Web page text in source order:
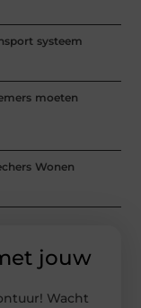
systeem
moeten
Wonen
jouw
Wacht